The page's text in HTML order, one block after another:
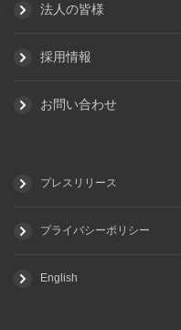
法人の皆様
採用情報
お問い合わせ
プレスリリース
プライバシーポリシー
English